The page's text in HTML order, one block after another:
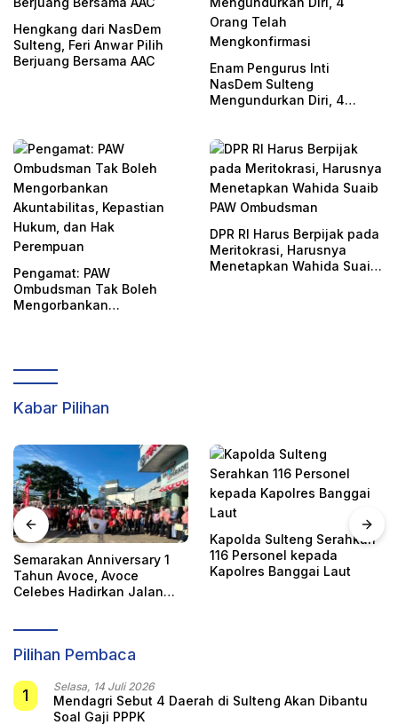
Hengkang dari NasDem
Sulteng, Feri Anwar Pilih
Berjuang Bersama AAC
Enam Pengurus Inti
NasDem Sulteng
Mengundurkan Diri, 4
Pengamat: PAW
Ombudsman Tak Boleh
Mengorbankan
DPR RI Harus Berpijak pada
Meritokrasi, Harusnya
Menetapkan Wahida Suaib
Kabar Pilihan
Semarakan Anniversary 1
Tahun Avoce, Avoce
Celebes Hadirkan Jalan
Kapolda Sulteng Serahkan
116 Personel kepada
Kapolres Banggai Laut
Pilihan Pembaca
1 Selasa, 14 Juli 2026
Mendagri Sebut 4 Daerah di Sulteng Akan Dibantu
Soal Gaji PPPK